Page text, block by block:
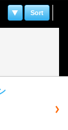
Sort